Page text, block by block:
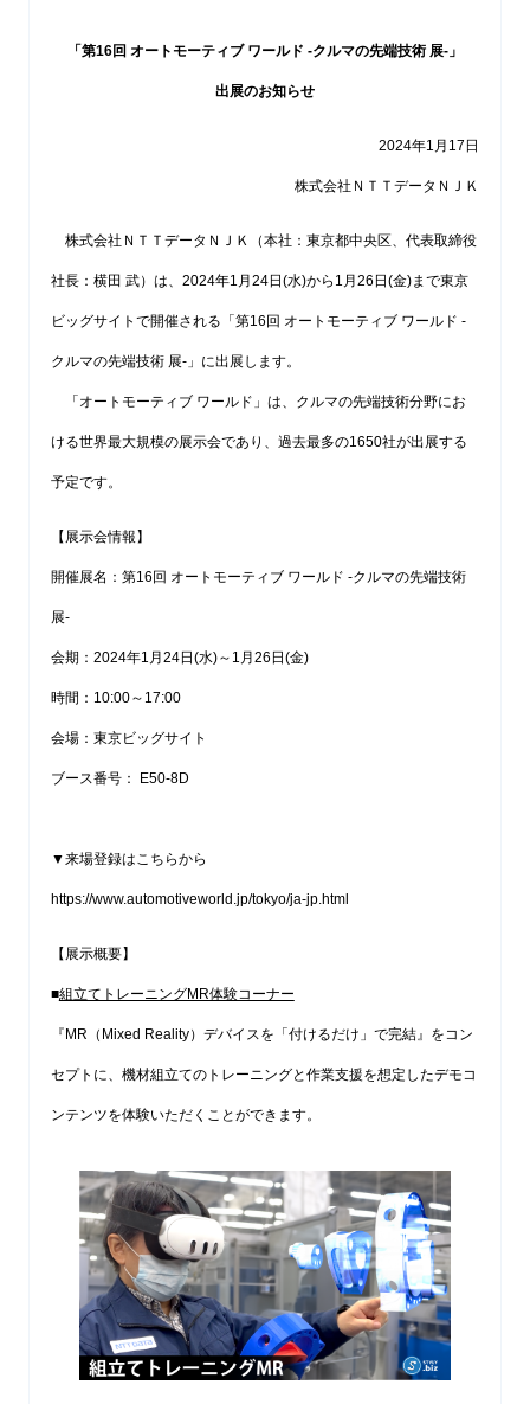
「第16回 オートモーティブ ワールド -クルマの先端技術 展-」
出展のお知らせ
2024年1月17日
株式会社ＮＴＴデータＮＪＫ
株式会社ＮＴＴデータＮＪＫ（本社：東京都中央区、代表取締役
社長：横田 武）は、2024年1月24日(水)から1月26日(金)まで東京
ビッグサイトで開催される「第16回 オートモーティブ ワールド -
クルマの先端技術 展-」に出展します。
「オートモーティブ ワールド」は、クルマの先端技術分野にお
ける世界最大規模の展示会であり、過去最多の1650社が出展する
予定です。
【展示会情報】
開催展名：第16回 オートモーティブ ワールド -クルマの先端技術
展-
会期：2024年1月24日(水)～1月26日(金)
時間：10:00～17:00
会場：東京ビッグサイト
ブース番号： E50-8D
▼来場登録はこちらから
https://www.automotiveworld.jp/tokyo/ja-jp.html
【展示概要】
■組立てトレーニングMR体験コーナー
『MR（Mixed Reality）デバイスを「付けるだけ」で完結』をコン
セプトに、機材組立てのトレーニングと作業支援を想定したデモコ
ンテンツを体験いただくことができます。